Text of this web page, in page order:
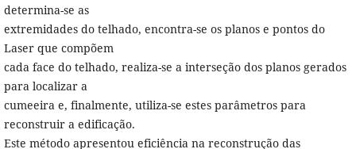
determina-se as
extremidades do telhado, encontra-se os planos e pontos do
Laser que compõem
cada face do telhado, realiza-se a interseção dos planos gerados
para localizar a
cumeeira e, finalmente, utiliza-se estes parâmetros para
reconstruir a edificação.
Este método apresentou eficiência na reconstrução das